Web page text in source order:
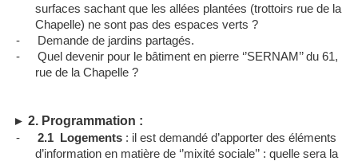
surfaces sachant que les allées plantées (trottoirs rue de la
Chapelle) ne sont pas des espaces verts ?
-
Demande de jardins partagés.
-
Quel devenir pour le bâtiment en pierre ‘’SERNAM’’ du 61,
rue de la Chapelle ?
► 2. Programmation :
- 2.1 Logements : il est demandé d’apporter des éléments
d’information en matière de ‘’mixité sociale’’ : quelle sera la